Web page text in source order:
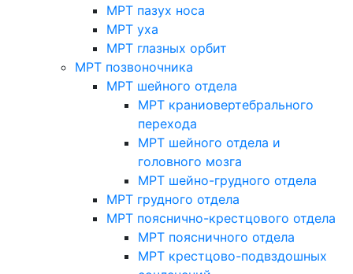
МРТ пазух носа
МРТ уха
МРТ глазных орбит
МРТ позвоночника
МРТ шейного отдела
МРТ краниовертебрального
перехода
МРТ шейного отдела и
головного мозга
МРТ шейно-грудного отдела
МРТ грудного отдела
МРТ пояснично-крестцового отдела
МРТ поясничного отдела
МРТ крестцово-подвздошных